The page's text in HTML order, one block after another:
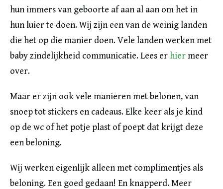
hun immers van geboorte af aan al aan om het in
hun luier te doen. Wij zijn een van de weinig landen
die het op die manier doen. Vele landen werken met
baby zindelijkheid communicatie. Lees er hiermeer
over.
Maar er zijn ook vele manieren met belonen, van
snoep tot stickers en cadeaus. Elke keer als je kind
op de wc of het potje plast of poept dat krijgt deze
een beloning.
Wij werken eigenlijk alleen met complimentjes als
beloning. Een goed gedaan! En knapperd. Meer